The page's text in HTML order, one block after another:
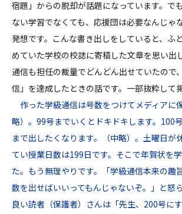
宿題」からの脱却が話題になっています。で
ない学習でなくても、応援団は必要なんじゃ
発想です。こんな書き出しをしていると、ふ
めていた学校の校誌に寄稿した文章を思い出
通信も担任の裁量でどんどん出せていたので
信」を達成したときの話です。一部抜粋して
作った学級通信は号数をつけてメディアに
略）。99号までいくとドキドキします。100
まで出したくなります。（中略）。土曜日が
てい授業日数は199日です。そこで年賀状を
た。もう無理やりです。「学級通信本来の趣
数を出せばいいってもんじゃないぞ。」と怒
良い読者（保護者）さんは「先生、200号にす